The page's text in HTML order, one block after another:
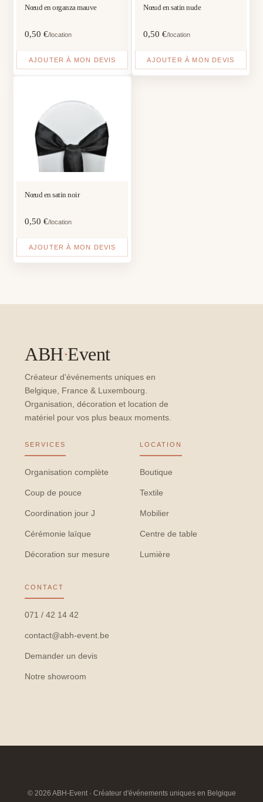
Nœud en organza mauve
0,50€/location
AJOUTER À MON DEVIS
Nœud en satin nude
0,50 €/location
AJOUTER À MON DEVIS
Nœud en satin noir
0,50€/location
AJOUTER À MON DEVIS
ABH·Event
Créateur d'événements uniques en
Belgique, France & Luxembourg.
Organisation, décoration et location de
matériel pour vos plus beaux moments.
SERVICES
Organisation complète
Coup de pouce
Coordination jour J
Cérémonie laïque
Décoration sur mesure
LOCATION
Boutique
Textile
Mobilier
Centre de table
Lumière
CONTACT
071 / 42 14 42
contact@abh-event.be
Demander un devis
Notre showroom
© 2026 ABH-Event · Créateur d'événements uniques en Belgique